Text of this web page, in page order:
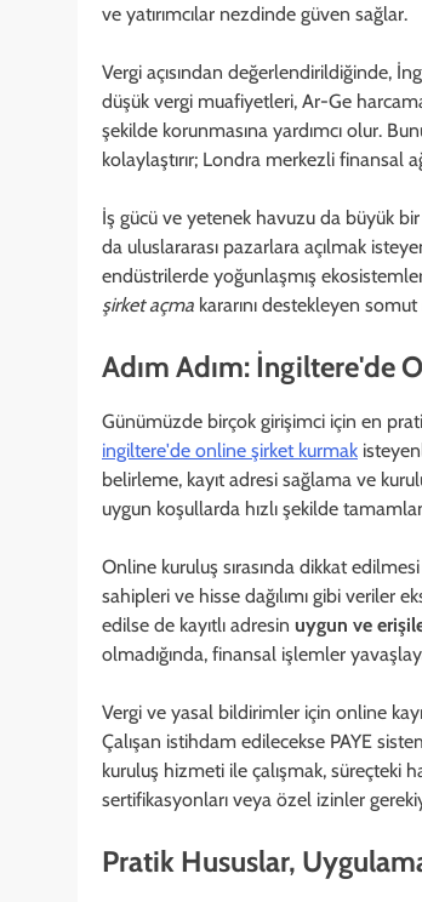
ve yatırımcılar nezdinde güven sağlar.
Vergi açısından değerlendirildiğinde,
düşük vergi muafiyetleri, Ar-Ge
şekilde korunmasına yardımcı olur.
kolaylaştırır; Londra merkezli finansal
İş gücü ve yetenek havuzu da büyük
da uluslararası pazarlara açılmak
endüstrilerde yoğunlaşmış
şirket açma kararını destekleyen
Adım Adım: İngiltere'de
Günümüzde birçok girişimci için en
ingiltere'de online şirket kurmak
belirleme, kayıt adresi sağlama ve
uygun koşullarda hızlı şekilde
Online kuruluş sırasında dikkat
sahipleri ve hisse dağılımı gibi veriler
edilse de kayıtlı adresin uygun ve
olmadığında, finansal işlemler
Vergi ve yasal bildirimler için online
Çalışan istihdam edilecekse PAYE
kuruluş hizmeti ile çalışmak, süreçteki
sertifikasyonları veya özel izinler
Pratik Hususlar,